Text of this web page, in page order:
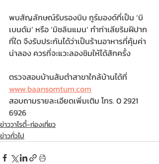
พบสัญลักษณ์รับรองบิบ กูร์มองด์ที่เป็น ‘บิ
เบนดัม’ หรือ ‘มิชลินแมน’ ทำท่าเลียริมฝีปาก
ที่ใด จึงรับประกันได้ว่าเป็นร้านอาหารที่คุ้มค่า
น่าลอง ควรที่จะแวะลองชิมให้ได้สักครั้ง
ตรวจสอบบ้านส้มตำสาขาใกล้บ้านได้ที่
www.baansomtum.com
สอบถามรายละเอียดเพิ่มเติม โทร. 0 2921
6926
ข่าววาไรตี้-ท่องเที่ยว
ข่าวทั่วไป